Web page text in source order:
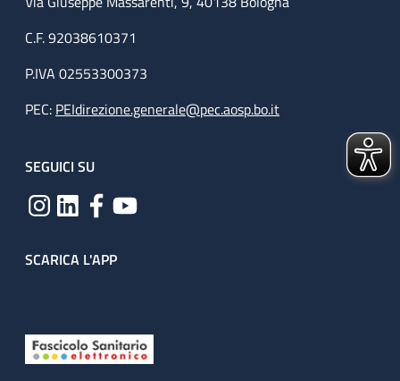
C.F. 92038610371
P.IVA 02553300373
PEC: PEIdirezione.generale@pec.aosp.bo.it
SEGUICI SU
SCARICA L'APP